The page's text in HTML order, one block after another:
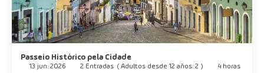
Passeio Histórico pela Cidade
13 jun. 2026 2 Entradas ( Adultos desde 12 años: 2 )
4 horas